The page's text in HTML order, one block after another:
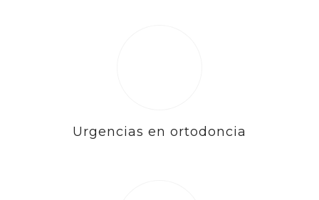
Urgencias en ortodoncia